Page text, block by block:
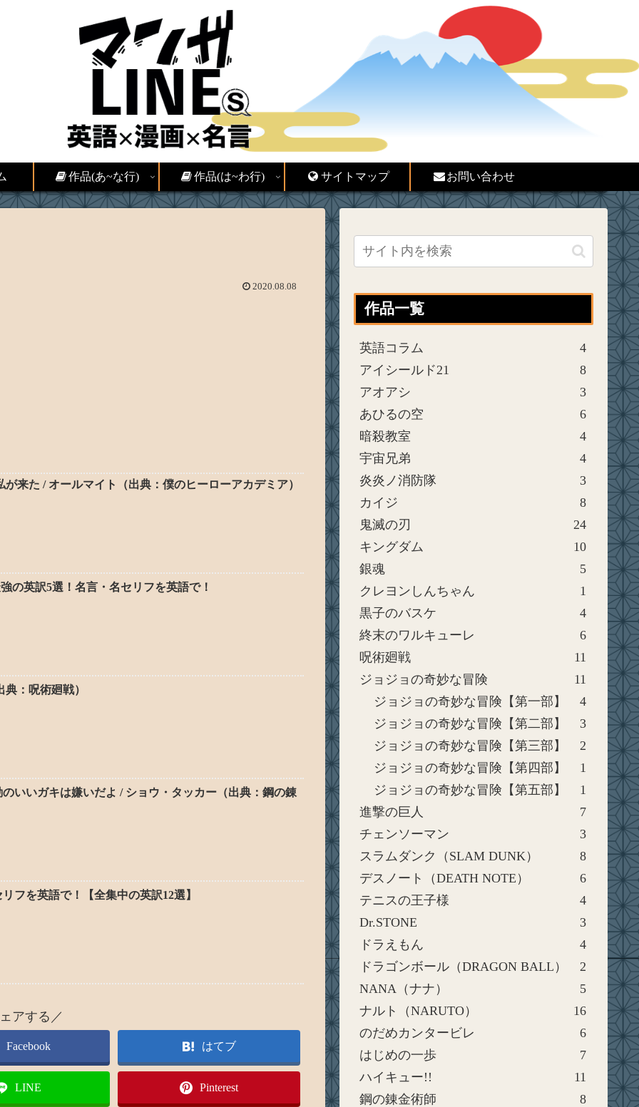
作品(あ~な行) 作品(は~わ行) サイトマップ お問い合わせ
2020.08.08
来た / オールマイト（出典：僕のヒーローアカデミア）
の英訳5選！名言・名セリフを英語で！
：呪術廻戦）
いいガキは嫌いだよ / ショウ・タッカー（出典：鋼の錬
フを英語で！【全集中の英訳12選】
アする／
Facebook はてブ
LINE Pinterest
作品一覧
英語コラム
4
アイシールド21
8
アオアシ
3
あひるの空
6
暗殺教室
4
宇宙兄弟
4
炎炎ノ消防隊
3
カイジ
8
鬼滅の刃
24
キングダム
10
銀魂
5
クレヨンしんちゃん
1
黒子のバスケ
4
終末のワルキューレ
6
呪術廻戦
11
ジョジョの奇妙な冒険
11
ジョジョの奇妙な冒険【第一部】
4
ジョジョの奇妙な冒険【第二部】
3
ジョジョの奇妙な冒険【第三部】
2
ジョジョの奇妙な冒険【第四部】
1
ジョジョの奇妙な冒険【第五部】
1
進撃の巨人
7
チェンソーマン
3
スラムダンク（SLAM DUNK）
8
デスノート（DEATH NOTE）
6
テニスの王子様
4
Dr.STONE
3
ドラえもん
4
ドラゴンボール（DRAGON BALL）
2
NANA（ナナ）
5
ナルト（NARUTO）
16
のだめカンタービレ
6
はじめの一歩
7
ハイキュー!!
11
鋼の錬金術師
8